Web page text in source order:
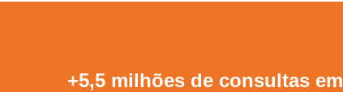
+5,5 milhões de consultas em